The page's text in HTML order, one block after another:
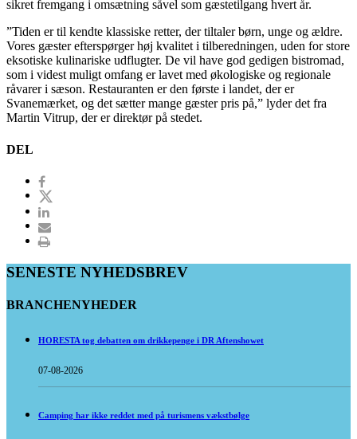
sikret fremgang i omsætning såvel som gæstetilgang hvert år.
”Tiden er til kendte klassiske retter, der tiltaler børn, unge og ældre.
Vores gæster efterspørger høj kvalitet i tilberedningen, uden for store
eksotiske kulinariske udflugter. De vil have god gedigen bistromad,
som i videst muligt omfang er lavet med økologiske og regionale
råvarer i sæson. Restauranten er den første i landet, der er
Svanemærket, og det sætter mange gæster pris på,” lyder det fra
Martin Vitrup, der er direktør på stedet.
DEL
SENESTE NYHEDSBREV
BRANCHENYHEDER
HORESTA tog debatten om drikkepenge i DR Aftenshowet
07-08-2026
Camping har ikke reddet med på turismens vækstbølge